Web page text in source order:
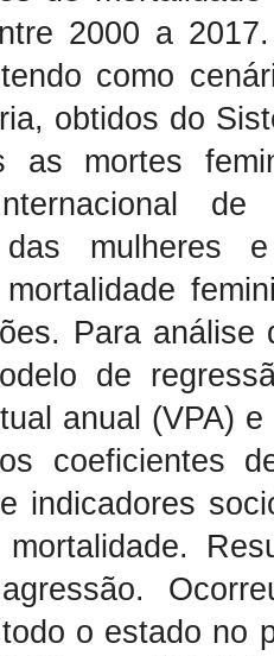
2000 a
como
obtidos do
as mortes
das mulheres
Para
de
anual (VPA)
coeficientes
indicadores
o estado no